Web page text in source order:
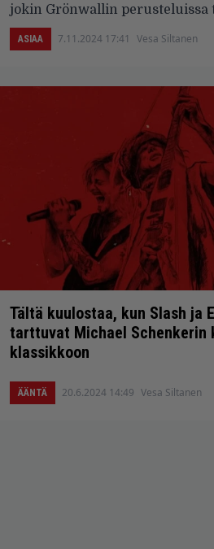
jokin Grönwallin perusteluissa
ASIAA 7.11.2024 17:41 Vesa Siltanen
Tältä kuulostaa, kun Slash ja
tarttuvat Michael Schenkerin
klassikkoon
ÄÄNTÄ 20.6.2024 14:49 Vesa Siltanen